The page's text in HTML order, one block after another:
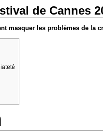
de Cannes
masquer les problèmes de la